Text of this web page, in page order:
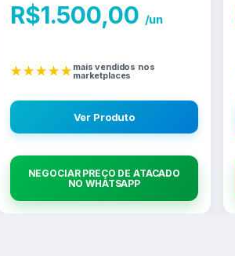
R$1.500,00 /un
★★★★★mais vendidos nos
marketplaces
Ver Produto
NEGOCIAR PREÇO DE ATACADO
NO WHATSAPP